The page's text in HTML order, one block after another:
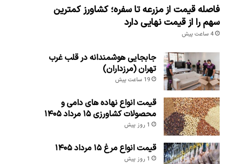
فاصله قیمت از مزرعه تا سفره؛ کشاورز کمترین
سهم را از قیمت نهایی دارد
4 ساعت پیش
جابجایی هوشمندانه در قلب غرب
تهران (مرزداران)
19 ساعت پیش
قیمت انواع نهاده های دامی و
محصولات کشاورزی ۱۵ مرداد ۱۴۰۵
1 روز پیش
قیمت انواع مرغ ۱۵ مرداد ۱۴۰۵
1 روز پیش